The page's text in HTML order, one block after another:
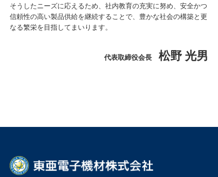
そうしたニーズに応えるため、社内教育の充実に努め、安全かつ
信頼性の高い製品供給を継続することで、豊かな社会の構築と更
なる繁栄を目指してまいります。
代表取締役会長 松野 光男